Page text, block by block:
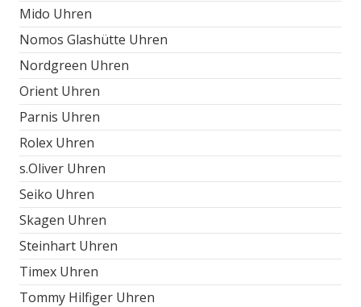
Mido Uhren
Nomos Glashütte Uhren
Nordgreen Uhren
Orient Uhren
Parnis Uhren
Rolex Uhren
s.Oliver Uhren
Seiko Uhren
Skagen Uhren
Steinhart Uhren
Timex Uhren
Tommy Hilfiger Uhren